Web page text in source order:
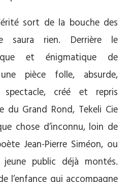
sort de la bouche des
rien. Derrière le
et énigmatique de
pièce folle, absurde,
créé et repris
du Grand Rond, Tekeli Cie
chose d’inconnu, loin de
Jean-Pierre Siméon, ou
public déjà montés.